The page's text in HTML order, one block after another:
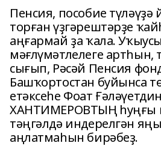
Пенсия, пособие
торған үҙгәрештәрҙе
аңғармай ҙа ҡала.
мәғлүмәтлелеге артһын,
сығып, Рәсәй Пенсия
Башҡортостан буйынса
етәксеһе Фоат
ХАНТИМЕРОВТЫҢ һуңғы
тәңгәлдә индерелгән
аңлатмаһын бирәбеҙ.